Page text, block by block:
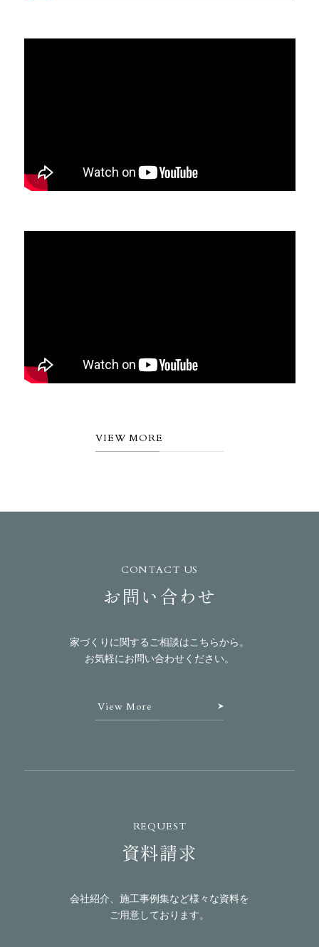
VIEW MORE
CONTACT US
お問い合わせ
家づくりに関するご相談はこちらから。
お気軽にお問い合わせください。
View More
REQUEST
資料請求
会社紹介、施工事例集など様々な資料を
ご用意しております。